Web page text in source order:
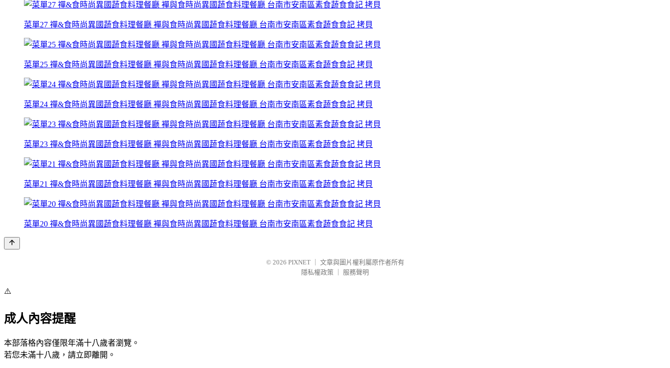
菜單27 禪&食時尚異國蔬食料理餐廳 襌與食時尚異國蔬食料理餐廳 台南市安南區素食蔬食食記 拷貝
菜單25 禪&食時尚異國蔬食料理餐廳 襌與食時尚異國蔬食料理餐廳 台南市安南區素食蔬食食記 拷貝
菜單24 禪&食時尚異國蔬食料理餐廳 襌與食時尚異國蔬食料理餐廳 台南市安南區素食蔬食食記 拷貝
菜單23 禪&食時尚異國蔬食料理餐廳 襌與食時尚異國蔬食料理餐廳 台南市安南區素食蔬食食記 拷貝
菜單21 禪&食時尚異國蔬食料理餐廳 襌與食時尚異國蔬食料理餐廳 台南市安南區素食蔬食食記 拷貝
菜單20 禪&食時尚異國蔬食料理餐廳 襌與食時尚異國蔬食料理餐廳 台南市安南區素食蔬食食記 拷貝
© 2026 PIXNET
文章與圖片權利屬原作者所有
隱私權政策
服務聲明
⚠️
成人內容提醒
本部落格內容僅限年滿十八歲者瀏覽。
若您未滿十八歲，請立即離開。